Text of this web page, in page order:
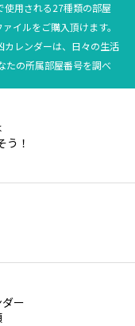
使用される27種類の部屋
イルをご購入頂けます。
カレンダーは、日々の生活
たの所属部屋番号を調べ
う！
ー